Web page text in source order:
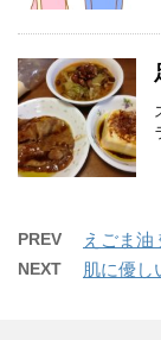
PREV えごま油
NEXT 肌に優し